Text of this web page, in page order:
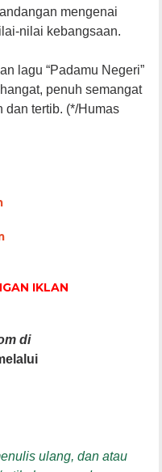
mengenai
nilai kebangsaan.
lagu “Padamu Negeri”
penuh semangat
dan tertib. (*/Humas
IKLAN
di
ulang, dan atau